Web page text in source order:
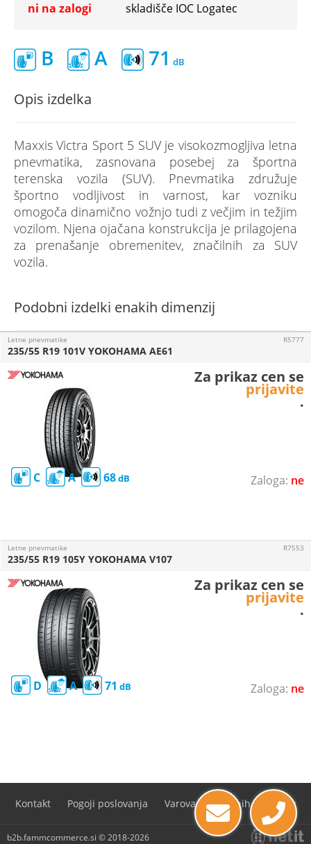
ni na zalogi skladišče IOC Logatec
B A 71
Opis izdelka
Maxxis Victra Sport 5 SUV je visokozmogljiva letna
pnevmatika, zasnovana posebej za športna
terenska vozila (SUV). Pnevmatika združuje
športno vodljivost in varnost, kar vozniku
omogoča dinamično vožnjo tudi z večjim in težjim
vozilom. Njena ojačana konstrukcija je prilagojena
za prenašanje obremenitev, značilnih za SUV
vozila.
Podobni izdelki enakih dimenzij
ne
Letne pnevmatike
C A 68
235/55 R19 101V YOKOHAMA AE61
R5777
Za prikaz cen se
prijavite
.
ne
Letne pnevmatike
D A 71
235/55 R19 105Y YOKOHAMA V107
R7553
Za prikaz cen se
prijavite
.
Kontakt Pogoji poslovanja Varovanje osebnih podatkov
b2b.fammcommerce.si © 2018-2026